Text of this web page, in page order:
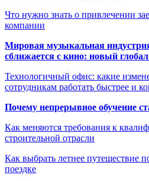
Что нужно знать о привлечении
компании
Мировая музыкальная
сближается с кино: новый
Технологичный офис: какие
сотрудникам работать быстрее и
Почему непрерывное обучение
Как меняются требования к
строительной отрасли
Как выбрать летнее путешествие
поездке